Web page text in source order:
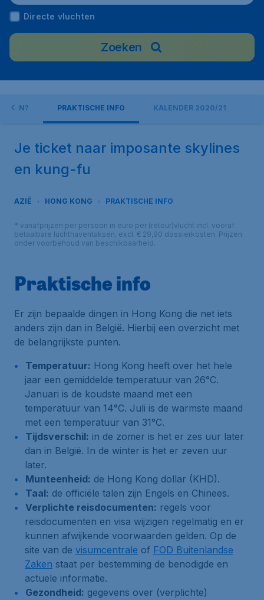
Directe vluchten
Zoeken
DOEN? PRAKTISCHE INFO KALENDER 2020/21
Je ticket naar imposante skylines
en kung-fu
AZIË HONG KONG PRAKTISCHE INFO
* vanafprijzen per persoon in euro per (retour)vlucht incl. vooraf
betaalbare luchthaventaksen, excl. € 29,90 dossierkosten. Prijzen
onder voorbehoud van beschikbaarheid.
Praktische info
Er zijn bepaalde dingen in Hong Kong die net iets
anders zijn dan in België. Hierbij een overzicht met
de belangrijkste punten.
Temperatuur: Hong Kong heeft over het hele
jaar een gemiddelde temperatuur van 26°C.
Januari is de koudste maand met een
temperatuur van 14°C. Juli is de warmste maand
met een temperatuur van 31°C.
Tijdsverschil: in de zomer is het er zes uur later
dan in België. In de winter is het er zeven uur
later.
Munteenheid: de Hong Kong dollar (KHD).
Taal: de officiële talen zijn Engels en Chinees.
Verplichte reisdocumenten: regels voor
reisdocumenten en visa wijzigen regelmatig en er
kunnen afwijkende voorwaarden gelden. Op de
site van de visumcentrale of FOD Buitenlandse
Zaken staat per bestemming de benodigde en
actuele informatie.
Gezondheid: gegevens over (verplichte)